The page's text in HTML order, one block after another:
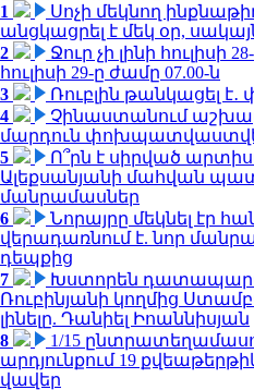
1
Սոչի մեկնող
անցկացրել է մեկ օր,
2
Ջուր չի լինի հուլիսի
հուլիսի 29-ը ժամը 07.00-ն
3
Ռուբլին թանկացել
4
Չինաստանում
մարդուն
5
Ո՞րն է սիրված
Ալեքսանյանի մահվան
մանրամասներ
6
Նորայրը մեկնել էր
վերադառնում է. նոր
դեպքից
7
Խստորեն
Ռուբինյանի կողմից
լինելը. Դանիել Իոաննիսյան
8
1/15
արդյունքում 19
վավեր